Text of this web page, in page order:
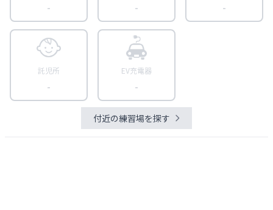
- - -
託児所
-
EV充電器
-
付近の練習場を探す